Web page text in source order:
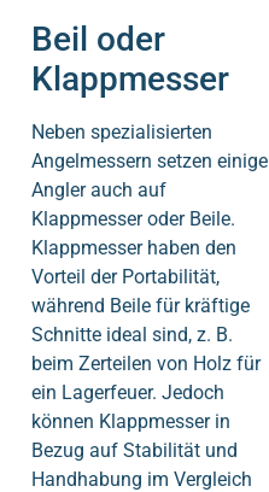
Beil oder
Klappmesser
Neben spezialisierten
Angelmessern setzen einige
Angler auch auf
Klappmesser oder Beile.
Klappmesser haben den
Vorteil der Portabilität,
während Beile für kräftige
Schnitte ideal sind, z. B.
beim Zerteilen von Holz für
ein Lagerfeuer. Jedoch
können Klappmesser in
Bezug auf Stabilität und
Handhabung im Vergleich